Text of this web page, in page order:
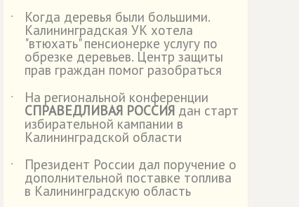
˙ Когда деревья были большими.
Калининградская УК хотела
"втюхать" пенсионерке услугу по
обрезке деревьев. Центр защиты
прав граждан помог разобраться
˙
На региональной конференции
СПРАВЕДЛИВАЯ РОССИЯ дан старт
избирательной кампании в
Калининградской области
˙
Президент России дал поручение о
дополнительной поставке топлива
в Калининградскую область